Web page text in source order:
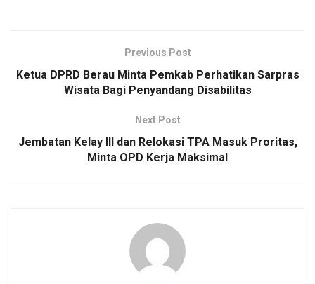
Previous Post
Ketua DPRD Berau Minta Pemkab Perhatikan Sarpras
Wisata Bagi Penyandang Disabilitas
Next Post
Jembatan Kelay III dan Relokasi TPA Masuk Proritas,
Minta OPD Kerja Maksimal